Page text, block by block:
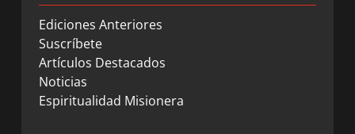
Ediciones Anteriores
Suscríbete
Artículos Destacados
Noticias
Espiritualidad Misionera